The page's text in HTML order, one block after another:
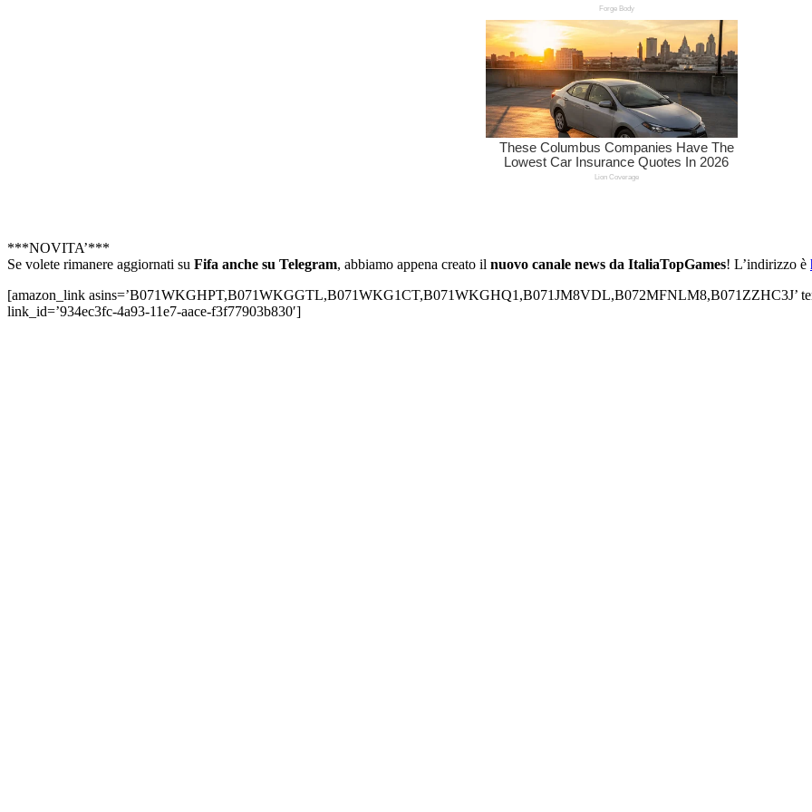
***NOVITA’***
Se volete rimanere aggiornati su Fifa anche su Telegram, abbiamo appena creato il nuovo canale news da ItaliaTopGames! L’indirizzo è
[amazon_link asins=’B071WKGHPT,B071WKGGTL,B071WKG1CT,B071WKGHQ1,B071JM8VDL,B072MFNLM8,B071ZZHC3J’
link_id=’934ec3fc-4a93-11e7-aace-f3f77903b830′]